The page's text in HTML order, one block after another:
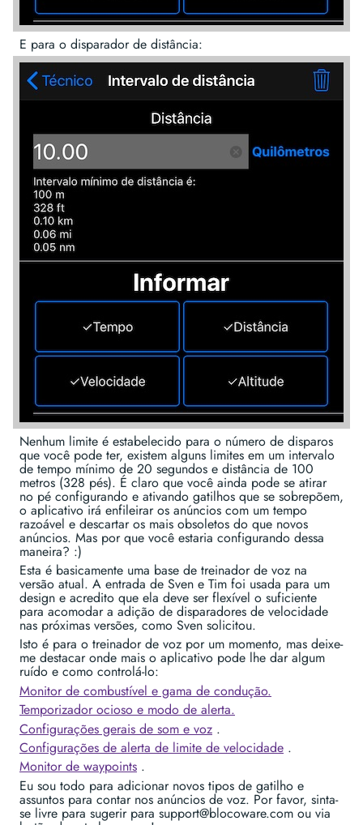
E para o disparador de distância:
Nenhum limite é estabelecido para o número de disparos
que você pode ter, existem alguns limites em um intervalo
de tempo mínimo de 20 segundos e distância de 100
metros (328 pés). É claro que você ainda pode se atirar
no pé configurando e ativando gatilhos que se sobrepõem,
o aplicativo irá enfileirar os anúncios com um tempo
razoável e descartar os mais obsoletos do que novos
anúncios. Mas por que você estaria configurando dessa
maneira? :)
Esta é basicamente uma base de treinador de voz na
versão atual. A entrada de Sven e Tim foi usada para um
design e acredito que ela deve ser flexível o suficiente
para acomodar a adição de disparadores de velocidade
nas próximas versões, como Sven solicitou.
Isto é para o treinador de voz por um momento, mas deixe-
me destacar onde mais o aplicativo pode lhe dar algum
ruído e como controlá-lo:
Monitor de combustível e gama de condução.
Temporizador ocioso e modo de alerta.
Configurações gerais de som e voz .
Configurações de alerta de limite de velocidade .
Monitor de waypoints .
Eu sou todo para adicionar novos tipos de gatilho e
assuntos para contar nos anúncios de voz. Por favor, sinta-
se livre para sugerir para support@blocoware.com ou via